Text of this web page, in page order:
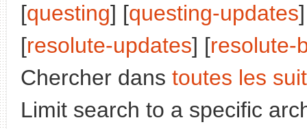
[questing] [questing-updates
[resolute-updates] [resolute-
Chercher dans toutes les
Limit search to a specific